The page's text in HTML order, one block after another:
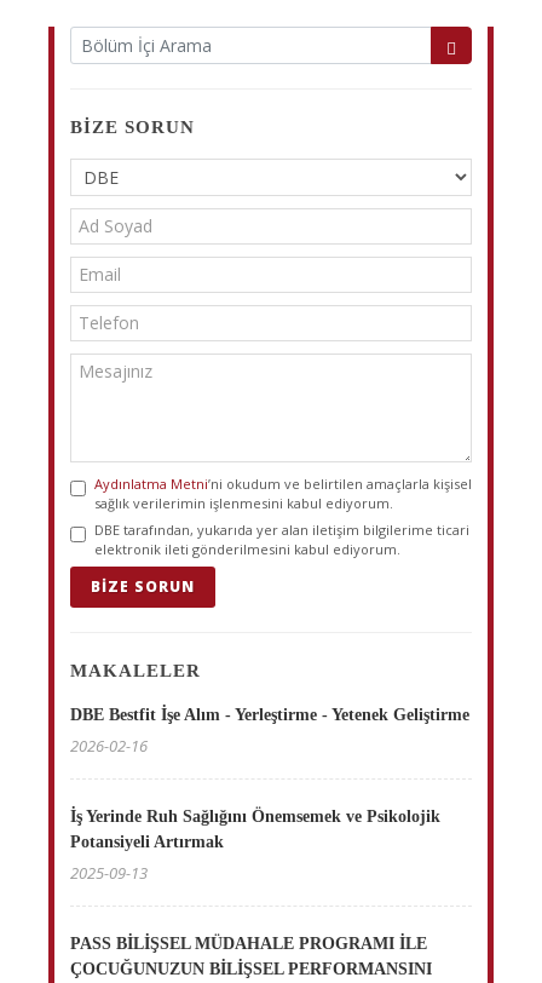
BIZE SORUN
Aydınlatma Metni’ni okudum ve belirtilen amaçlarla kişisel
sağlık verilerimin işlenmesini kabul ediyorum.
DBE tarafından, yukarıda yer alan iletişim bilgilerime ticari
elektronik ileti gönderilmesini kabul ediyorum.
BIZE SORUN
MAKALELER
DBE Bestfit İşe Alım - Yerleştirme - Yetenek Geliştirme
2026-02-16
İş Yerinde Ruh Sağlığını Önemsemek ve Psikolojik
Potansiyeli Artırmak
2025-09-13
PASS BİLİŞSEL MÜDAHALE PROGRAMI İLE
ÇOCUĞUNUZUN BİLİŞSEL PERFORMANSINI